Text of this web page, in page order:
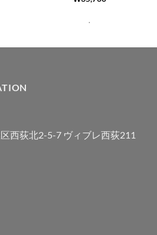
.
西荻北2-5-7 ヴィブレ西荻211